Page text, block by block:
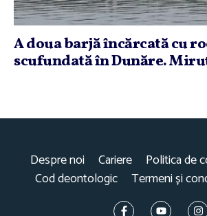
A doua barjă încărcată cu
scufundată în Dunăre.
Despre noi Cariere
Politica de
Cod deontologic
Termeni și